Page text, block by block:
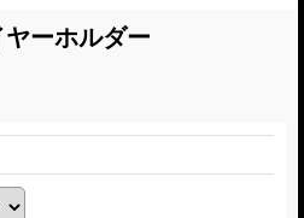
ーホルダー